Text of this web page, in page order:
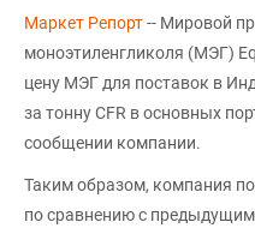
Маркет Репорт-- Мировой
моноэтиленгликоля (МЭГ)
цену МЭГ для поставок в
за тонну CFR в основных
сообщении компании.
Таким образом, компания
по сравнению с